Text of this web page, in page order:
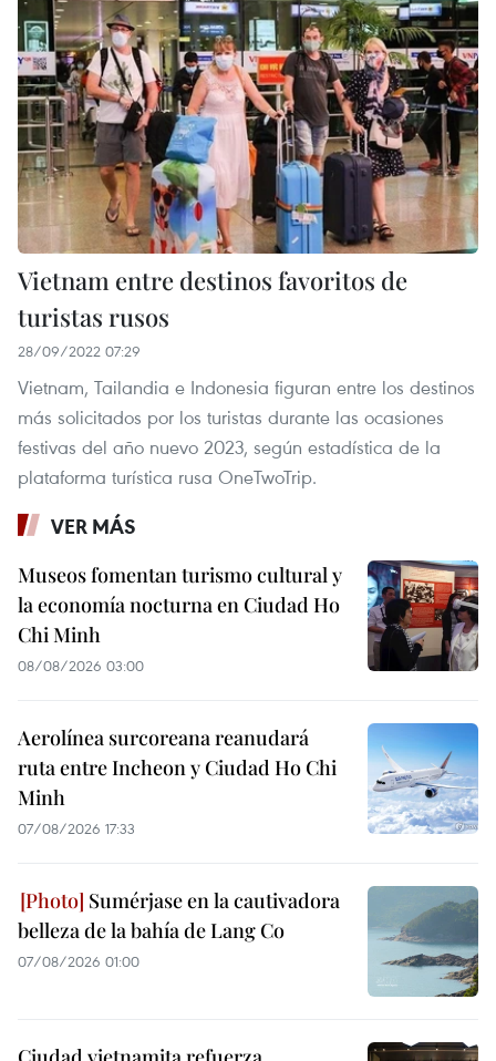
Vietnam entre destinos favoritos de
turistas rusos
28/09/2022 07:29
Vietnam, Tailandia e Indonesia figuran entre los destinos
más solicitados por los turistas durante las ocasiones
festivas del año nuevo 2023, según estadística de la
plataforma turística rusa OneTwoTrip.
VER MÁS
Museos fomentan turismo cultural y
la economía nocturna en Ciudad Ho
Chi Minh
08/08/2026 03:00
Aerolínea surcoreana reanudará
ruta entre Incheon y Ciudad Ho Chi
Minh
07/08/2026 17:33
Sumérjase en la cautivadora
belleza de la bahía de Lang Co
07/08/2026 01:00